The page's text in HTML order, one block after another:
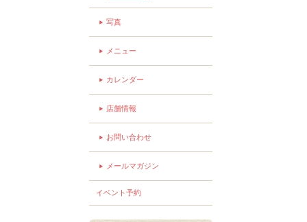
写真
メニュー
カレンダー
店舗情報
お問い合わせ
メールマガジン
イベント予約